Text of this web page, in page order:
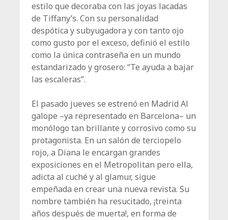
estilo que decoraba con las joyas lacadas
de Tiffany’s. Con su personalidad
despótica y subyugadora y con tanto ojo
como gusto por el exceso, definió el estilo
como la única contraseña en un mundo
estandarizado y grosero: “Te ayuda a bajar
las escaleras”.
El pasado jueves se estrenó en Madrid Al
galope –ya representado en Barcelona– un
monólogo tan brillante y corrosivo como su
protagonista. En un salón de terciopelo
rojo, a Diana le encargan grandes
exposiciones en el Metropolitan pero ella,
adicta al cuché y al glamur, sigue
empeñada en crear una nueva revista. Su
nombre también ha resucitado, ¡treinta
años después de muerta!, en forma de